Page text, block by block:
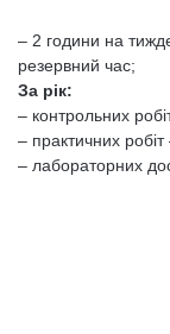
– 2 години на
резервний час;
За рік:
– контрольних
– практичних
– лабораторних